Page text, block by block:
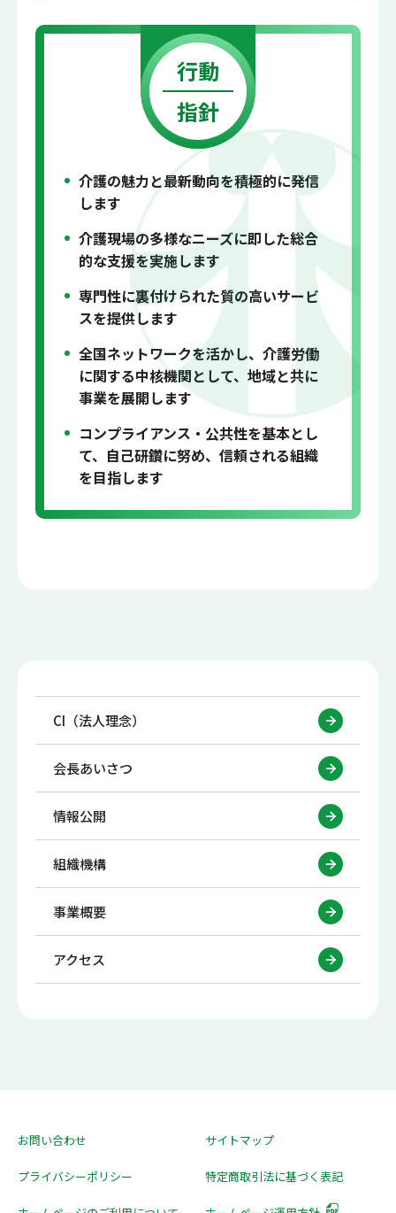
CI（法人理念）
会長あいさつ
情報公開
組織機構
事業概要
アクセス
行動
指針
介護の魅力と最新動向を積極的に発信
します
介護現場の多様なニーズに即した総合
的な支援を実施します
専門性に裏付けられた質の高いサービ
スを提供します
全国ネットワークを活かし、介護労働
に関する中核機関として、地域と共に
事業を展開します
コンプライアンス・公共性を基本とし
て、自己研鑽に努め、信頼される組織
を目指します
お問い合わせ サイトマップ
プライバシーポリシー 特定商取引法に基づく表記